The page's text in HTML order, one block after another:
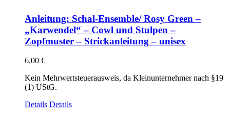
Anleitung: Schal-Ensemble/ Rosy Green –
„Karwendel“ – Cowl und Stulpen –
Zopfmuster – Strickanleitung – unisex
6,00 €
Kein Mehrwertsteuerausweis, da Kleinunternehmer nach §19
(1) UStG.
Details Details